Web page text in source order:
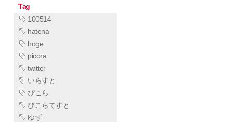
Tag
100514
hatena
hoge
picora
twitter
いらすと
ぴこら
ぴこらてすと
ゆず